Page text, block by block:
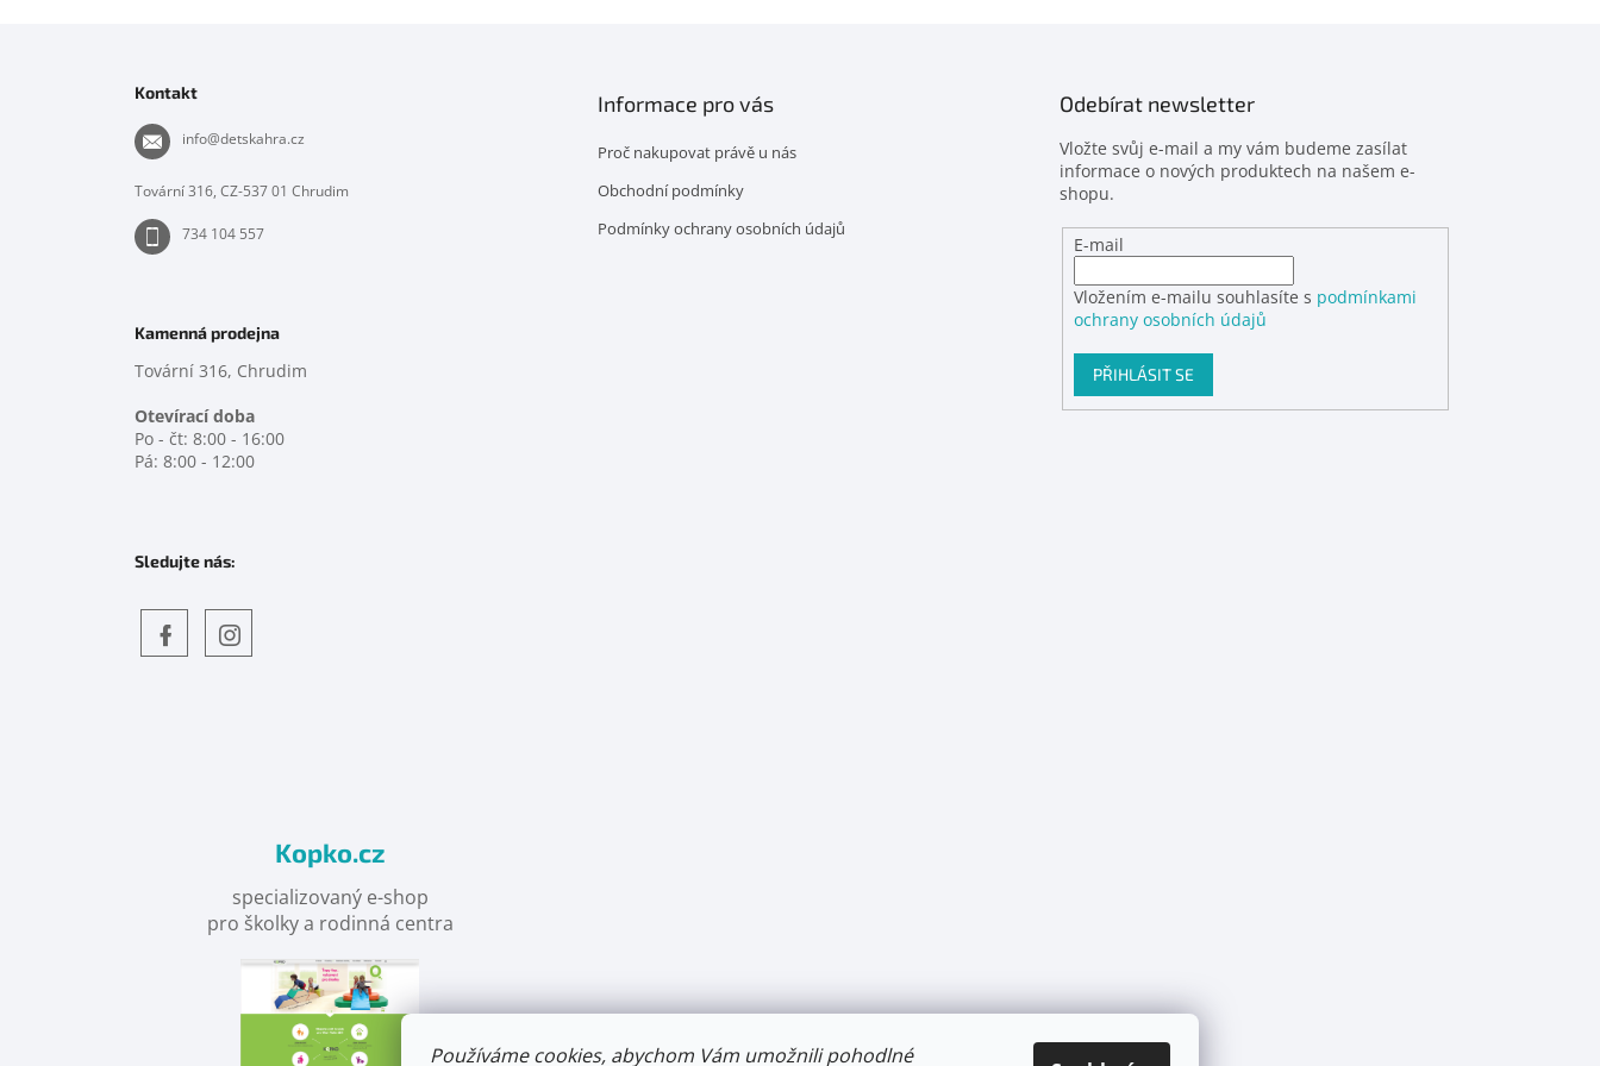
Používáme cookies, abychom Vám umožnili pohodlné
Kontakt
info@detskahra.cz
Tovární 316, CZ-537 01 Chrudim
734 104 557
Kamenná prodejna
Tovární 316, Chrudim
Otevírací doba
Po - čt: 8:00 - 16:00
Pá: 8:00 - 12:00
Sledujte nás:
Informace pro vás
Proč nakupovat právě u nás
Obchodní podmínky
Podmínky ochrany osobních údajů
Odebírat newsletter
Vložte svůj e-mail a my vám budeme zasílat
informace o nových produktech na našem e-
shopu.
E-mail
Vložením e-mailu souhlasíte s podmínkami
ochrany osobních údajů
PŘIHLÁSIT SE
Kopko.cz
specializovaný e-shop
pro školky a rodinná centra